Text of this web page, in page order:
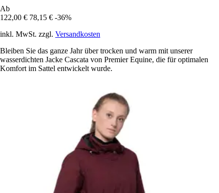
Ab
122,00 € 78,15 € -36%
inkl. MwSt. zzgl. Versandkosten
Bleiben Sie das ganze Jahr über trocken und warm mit unserer
wasserdichten Jacke Cascata von Premier Equine, die für optimalen
Komfort im Sattel entwickelt wurde.